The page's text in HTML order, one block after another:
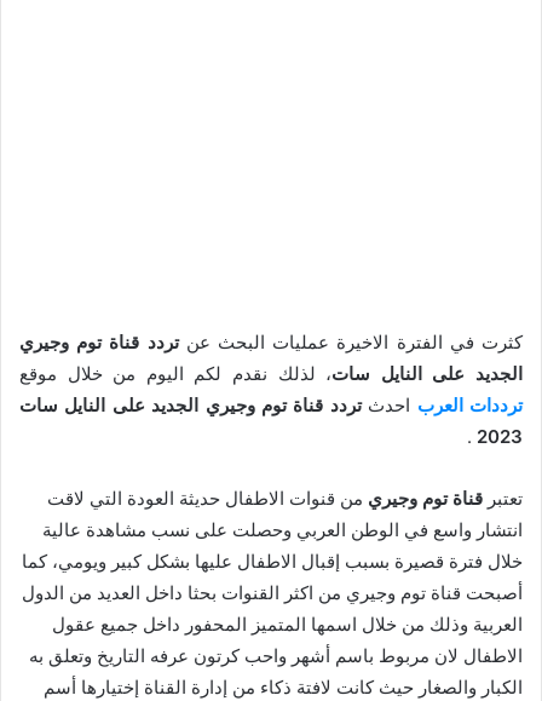
كثرت في الفترة الاخيرة عمليات البحث عنتردد قناة توم وجيري
الجديد على النايل سات، لذلك نقدم لكم اليوم من خلال موقع
ترددات العرب احدثتردد قناة توم وجيري الجديد على النايل سات
2023
.
تعتبر قناة توم وجيري من قنوات الاطفال حديثة العودة التي لاقت
انتشار واسع في الوطن العربي وحصلت على نسب مشاهدة عالية
خلال فترة قصيرة بسبب إقبال الاطفال عليها بشكل كبير ويومي، كما
أصبحت قناة توم وجيري من اكثر القنوات بحثا داخل العديد من الدول
العربية وذلك من خلال اسمها المتميز المحفور داخل جميع عقول
الاطفال لان مربوط باسم أشهر واحب كرتون عرفه التاريخ وتعلق به
الكبار والصغار حيث كانت لافتة ذكاء من إدارة القناة إختيارها أسم